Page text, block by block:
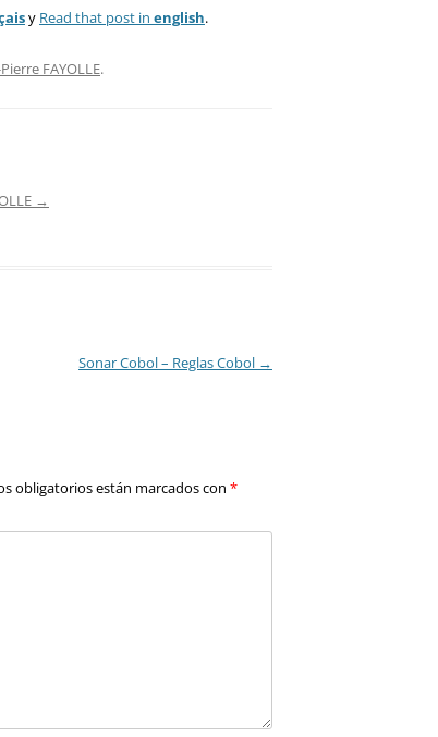
y Read that post in english.
FAYOLLE.
→
Sonar Cobol – Reglas Cobol →
obligatorios están marcados con *